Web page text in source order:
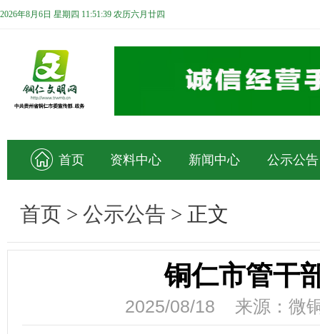
2026年8月6日 星期四 11:51:39 农历六月廿四
首页 资料中心 新闻中心 公示公告
首页 > 公示公告 > 正文
铜仁市管干
2025/08/18 来源：微